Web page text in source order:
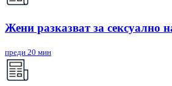
Жени разказват за сексуално
преди 20 мин